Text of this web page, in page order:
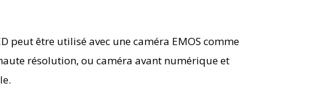
peut être utilisé avec une caméra EMOS comme
résolution, ou caméra avant numérique et